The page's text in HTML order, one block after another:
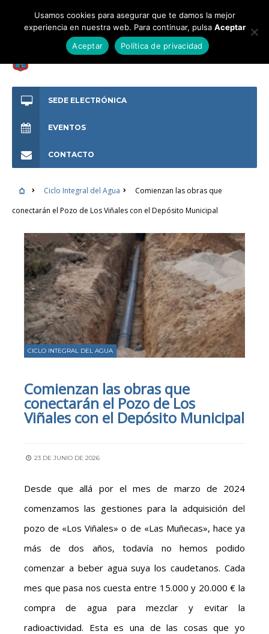
SEDE ELECTRÓNICA
EVENTOS
CONTACTO
Ciclo Integral del Agua
Comienzan las obras que
conectarán el Pozo de Los Viñales con el Depósito Municipal
CICLO INTEGRAL DEL AGUA
Comienzan las obras que
conectarán el Pozo de Los
Viñales con el Depósito Municipal
23 DE JUNIO DE 2026
Desde que allá por el mes de marzo de 2024
comenzamos las gestiones para la adquisición del
pozo de «Los Viñales» o de «Las Muñecas», hace ya
más de dos años, todavía no hemos podido
comenzar a beber agua suya los caudetanos. Cada
mes que pasa nos cuesta entre 15.000 y 20.000 € la
compra de agua para mezclar y evitar la
radioactividad. Esta es una de las cosas que yo
Usamos cookies para asegurar que te damos la mejor
experiencia en nuestra web. Para continuar, pulsa Aceptar
Aceptar
Política de privacidad